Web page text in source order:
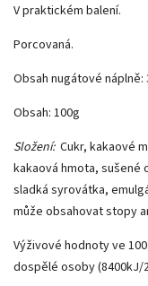
V praktickém balení.
Porcovaná.
Obsah nugátové náplně:
Obsah: 100g
Složení:Cukr, kakaové
kakaová hmota,
sladká syrovátka,
může obsahovat stopy
Výživové hodnoty ve
dospělé osoby (8400kJ/